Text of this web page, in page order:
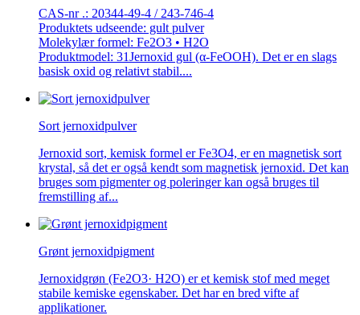
CAS-nr .: 20344-49-4 / 243-746-4
Produktets udseende: gult pulver
Molekylær formel: Fe2O3 • H2O
Produktmodel: 31Jernoxid gul (α-FeOOH). Det er en slags
basisk oxid og relativt stabil....
Sort jernoxidpulver
Jernoxid sort, kemisk formel er Fe3O4, er en magnetisk sort
krystal, så det er også kendt som magnetisk jernoxid. Det kan
bruges som pigmenter og poleringer kan også bruges til
fremstilling af...
Grønt jernoxidpigment
Jernoxidgrøn (Fe2O3· H2O) er et kemisk stof med meget
stabile kemiske egenskaber. Det har en bred vifte af
applikationer.